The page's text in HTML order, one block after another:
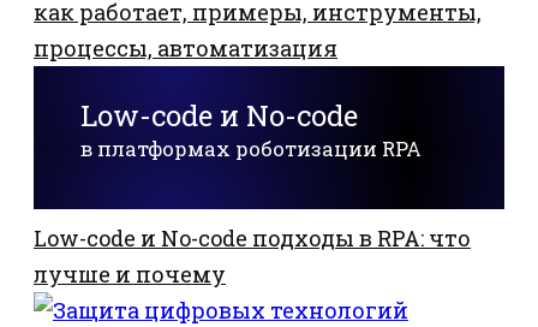
как работает, примеры, инструменты,
процессы, автоматизация
Low-code и No-code
в платформах роботизации RPA
Low-code и No-code подходы в RPA: что
лучше и почему